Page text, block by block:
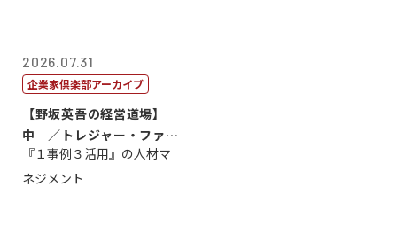
2026.07.31
企業家倶楽部アーカイブ
【野坂英吾の経営道場】
中 ／トレジャー・ファク
トリー社長野坂...
『１事例３活用』の人材マ
ネジメント